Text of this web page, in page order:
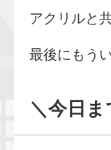
アクリルと
最後にもう
＼今日